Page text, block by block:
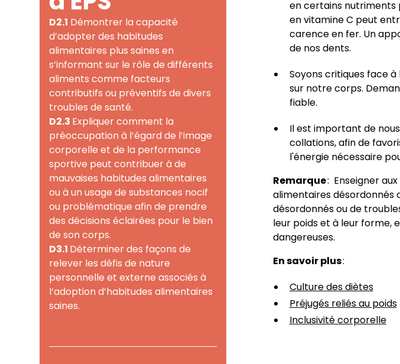
D2.1 Démontrer la capacité
d’adopter des habitudes
alimentaires plus saines en
s’informant sur le rôle de différents
aliments comme facteurs
contributifs ou préventifs de divers
troubles de santé.
D2.3 Expliquer comment la
préoccupation à l’égard de l’image
corporelle et de la performance
sportive peut contribuer à de
mauvaises habitudes alimentaires
ou à un usage de substances nocif
ou problématique afin de prendre
des décisions éclairées pour le bien
de son corps.
D3.1 Déterminer des façons de
relever les défis de nature
personnelle et externe associés à
l’adoption d’habitudes alimentaires
saines.
en certains nutriments
en vitamine C peut
carence en fer. Un
de nos dents.
Soyons critiques face
sur notre corps.
fiable.
Il est important de
collations, afin de
l'énergie nécessaire
Remarque: Enseigner
alimentaires désordonnés
désordonnés ou de
leur poids et à leur forme,
dangereuses.
En savoir plus:
Culture des diètes
Préjugés reliés au poids
Inclusivité corporelle